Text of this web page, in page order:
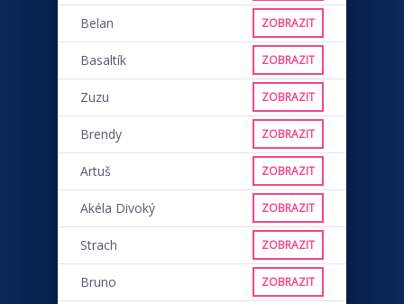
Belan ZOBRAZIT
Basaltík ZOBRAZIT
Zuzu ZOBRAZIT
Brendy ZOBRAZIT
Artuš ZOBRAZIT
Akéla Divoký ZOBRAZIT
Strach ZOBRAZIT
Bruno ZOBRAZIT